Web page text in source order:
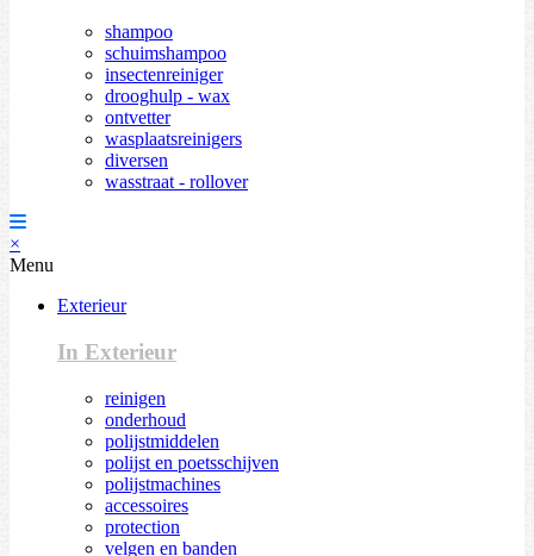
shampoo
schuimshampoo
insectenreiniger
drooghulp - wax
ontvetter
wasplaatsreinigers
diversen
wasstraat - rollover
×
Menu
Exterieur
In Exterieur
reinigen
onderhoud
polijstmiddelen
polijst en poetsschijven
polijstmachines
accessoires
protection
velgen en banden